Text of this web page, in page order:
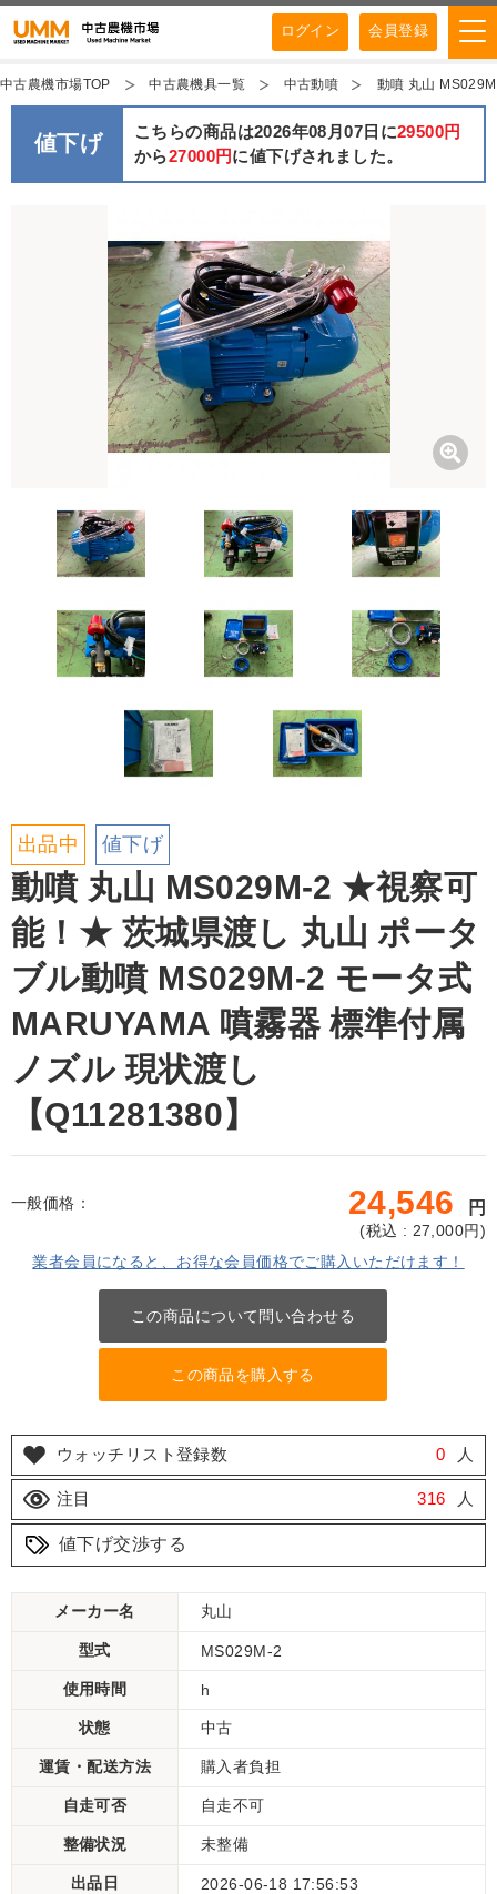
ログイン 会員登録
中古農機市場TOP 中古農機具一覧 中古動噴 動噴 丸山
値下げ こちらの商品は2026年08月07日に29500円
から27000円に値下げされました。
出品中 値下げ
動噴 丸山 MS029M-2 ★視察可
能！★ 茨城県渡し 丸山 ポータ
ブル動噴 MS029M-2 モータ式
MARUYAMA 噴霧器 標準付属
ノズル 現状渡し
【Q11281380】
一般価格： 24,546 円
(税込 : 27,000円)
業者会員になると、お得な会員価格でご購入いただけます！
この商品について問い合わせる
この商品を購入する
ウォッチリスト登録数 0 人
注目 316 人
値下げ交渉する
メーカー名 丸山
型式 MS029M-2
使用時間 h
状態 中古
運賃・配送方法 購入者負担
自走可否 自走不可
整備状況 未整備
出品日 2026-06-18 17:56:53